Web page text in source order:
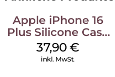
Apple iPhone 16
Plus Silicone Case
MagSafe Lake
Green
37,90€
inkl. MwSt.